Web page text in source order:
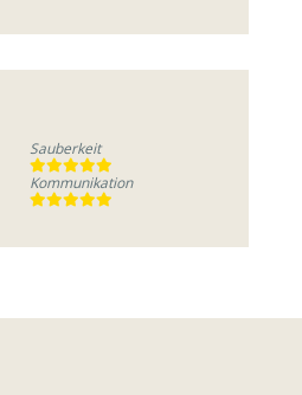
Sauberkeit
Kommunikation